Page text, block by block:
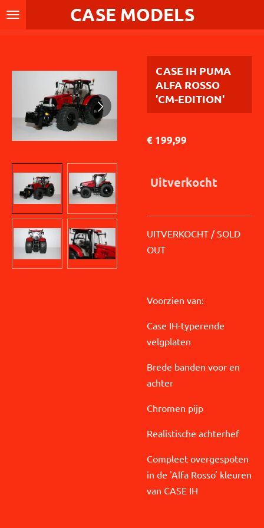
Ga
direct
CASE MODELS
CASE IH PUMA
ALFA ROSSO
'CM-EDITION'
€ 199,99
Uitverkocht
UITVERKOCHT / SOLD
OUT
Voorzien van:
Case IH-typerende
velgplaten
Brede banden voor en
achter
Chromen pijp
Realistische achterhef
Compleet overgespoten
in de 'Alfa Rosso' kleuren
van CASE IH